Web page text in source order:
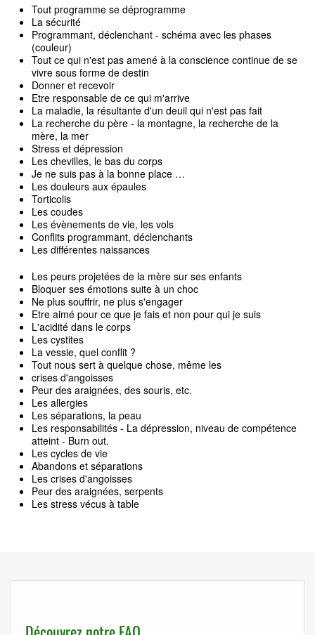
Tout programme se déprogramme
La sécurité
Programmant, déclenchant - schéma avec les phases
(couleur)
Tout ce qui n'est pas amené à la conscience continue de se
vivre sous forme de destin
Donner et recevoir
Etre responsable de ce qui m'arrive
La maladie, la résultante d'un deuil qui n'est pas fait
La recherche du père - la montagne, la recherche de la
mère, la mer
Stress et dépression
Les chevilles, le bas du corps
Je ne suis pas à la bonne place …
Les douleurs aux épaules
Torticolis
Les coudes
Les évènements de vie, les vols
Conflits programmant, déclenchants
Les différentes naissances
Les peurs projetées de la mère sur ses enfants
Bloquer ses émotions suite à un choc
Ne plus souffrir, ne plus s'engager
Etre aimé pour ce que je fais et non pour qui je suis
L'acidité dans le corps
Les cystites
La vessie, quel conflit ?
Tout nous sert à quelque chose, même les
crises d'angoisses
Peur des araignées, des souris, etc.
Les allergies
Les séparations, la peau
Les responsabilités - La dépression, niveau de compétence
atteint - Burn out.
Les cycles de vie
Abandons et séparations
Les crises d'angoisses
Peur des araignées, serpents
Les stress vécus à table